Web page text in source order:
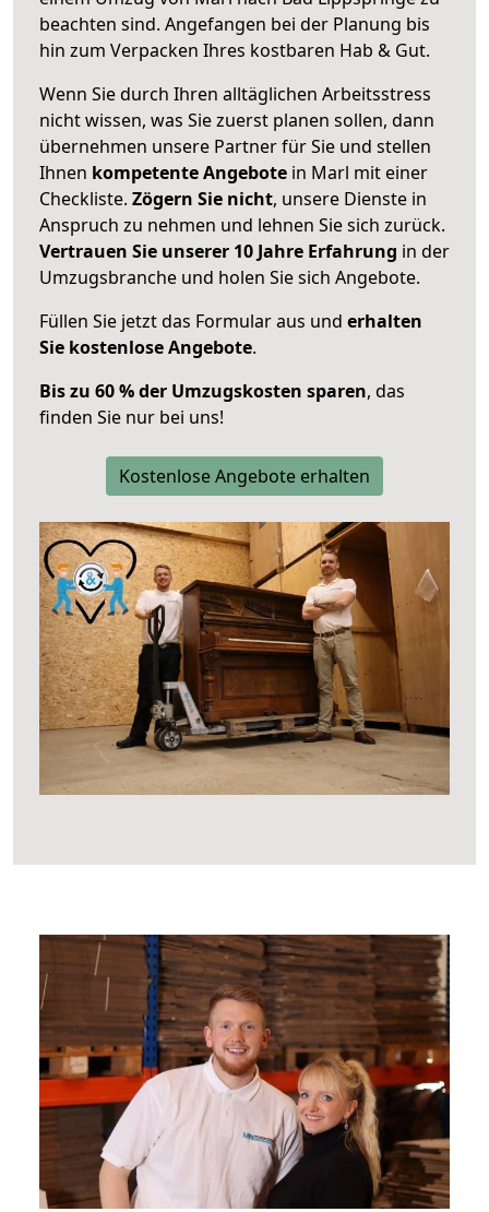
beachten sind. Angefangen bei der Planung bis
hin zum Verpacken Ihres kostbaren Hab & Gut.
Wenn Sie durch Ihren alltäglichen Arbeitsstress
nicht wissen, was Sie zuerst planen sollen, dann
übernehmen unsere Partner für Sie und stellen
Ihnen kompetente Angebote in Marl mit einer
Checkliste. Zögern Sie nicht, unsere Dienste in
Anspruch zu nehmen und lehnen Sie sich zurück.
Vertrauen Sie unserer 10 Jahre Erfahrung in der
Umzugsbranche und holen Sie sich Angebote.
Füllen Sie jetzt das Formular aus und erhalten
Sie kostenlose Angebote.
Bis zu 60 % der Umzugskosten sparen, das
finden Sie nur bei uns!
Kostenlose Angebote erhalten